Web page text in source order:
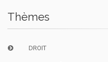
Thèmes
DROIT